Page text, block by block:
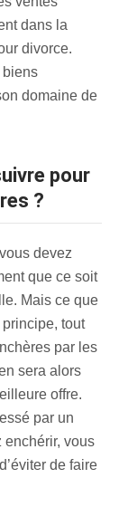
dans la
divorce.
biens
domaine de
?
devez
que ce soit
Mais ce que
tout
par les
sera alors
offre.
par un
enchérir, vous
de faire